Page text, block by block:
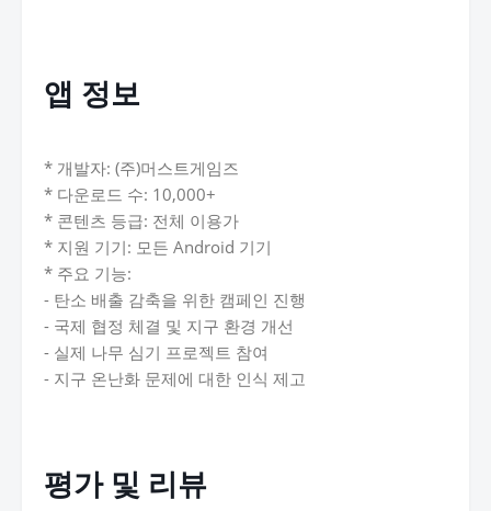
앱 정보
* 개발자: (주)머스트게임즈
* 다운로드 수: 10,000+
* 콘텐츠 등급: 전체 이용가
* 지원 기기: 모든 Android 기기
* 주요 기능:
- 탄소 배출 감축을 위한 캠페인 진행
- 국제 협정 체결 및 지구 환경 개선
- 실제 나무 심기 프로젝트 참여
- 지구 온난화 문제에 대한 인식 제고
평가 및 리뷰